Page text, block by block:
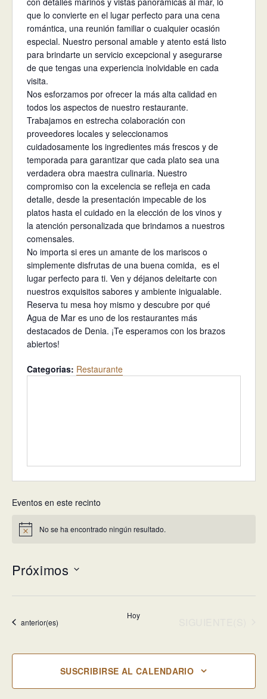
que lo convierte en el lugar perfecto para una cena
romántica, una reunión familiar o cualquier ocasión
especial. Nuestro personal amable y atento está listo
para brindarte un servicio excepcional y asegurarse
de que tengas una experiencia inolvidable en cada
visita.
Nos esforzamos por ofrecer la más alta calidad en
todos los aspectos de nuestro restaurante.
Trabajamos en estrecha colaboración con
proveedores locales y seleccionamos
cuidadosamente los ingredientes más frescos y de
temporada para garantizar que cada plato sea una
verdadera obra maestra culinaria. Nuestro
compromiso con la excelencia se refleja en cada
detalle, desde la presentación impecable de los
platos hasta el cuidado en la elección de los vinos y
la atención personalizada que brindamos a nuestros
comensales.
No importa si eres un amante de los mariscos o
simplemente disfrutas de una buena comida, es el
lugar perfecto para ti. Ven y déjanos deleitarte con
nuestros exquisitos sabores y ambiente inigualable.
Reserva tu mesa hoy mismo y descubre por qué
Agua de Mar es uno de los restaurantes más
destacados de Denia. ¡Te esperamos con los brazos
abiertos!
Categorias: Restaurante
Eventos en este recinto
Aviso No se ha encontrado ningún resultado.
Próximos
fecha.
Eventos
anterior(es)
Hoy
SUSCRIBIRSE AL CALENDARIO